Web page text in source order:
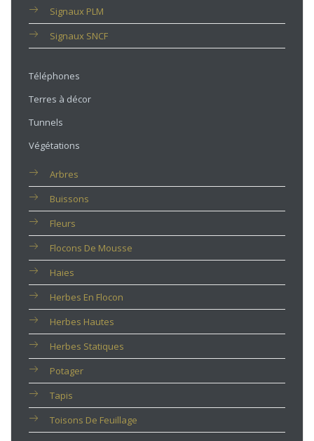
Signaux PLM
Signaux SNCF
Téléphones
Terres à décor
Tunnels
Végétations
Arbres
Buissons
Fleurs
Flocons De Mousse
Haies
Herbes En Flocon
Herbes Hautes
Herbes Statiques
Potager
Tapis
Toisons De Feuillage